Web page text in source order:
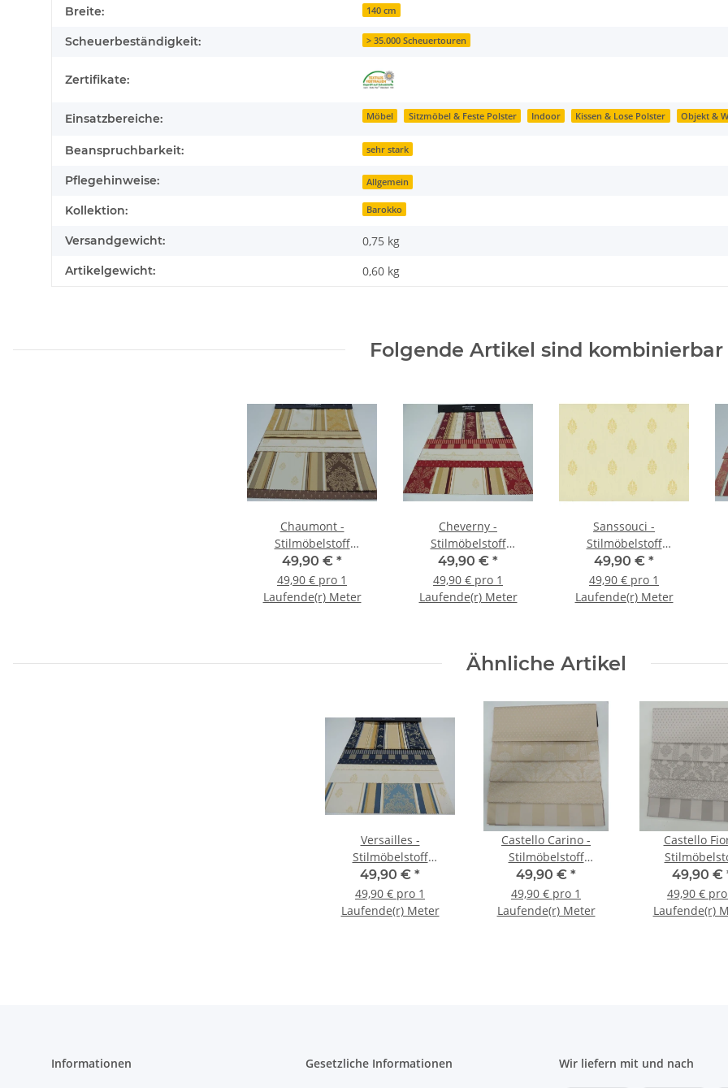
Breite: 140 cm
Scheuerbeständigkeit: > 35.000 Scheuertouren
Zertifikate:
Einsatzbereiche: Möbel Sitzmöbel & Feste Polster Indoor Kissen & Lose Polster Objekt &
Beanspruchbarkeit: sehr stark
Pflegehinweise: Allgemein
Kollektion: Barokko
Versandgewicht: 0,75 kg
Artikelgewicht: 0,60 kg
Folgende Artikel sind kombinierbar
Chaumont -
Stilmöbelstoff
Barockstoff
49,90 € *
49,90 € pro 1
Laufende(r) Meter
Cheverny -
Stilmöbelstoff
Barockstoff
49,90 € *
49,90 € pro 1
Laufende(r) Meter
Sanssouci -
Stilmöbelstoff
Barockstoff
49,90 € *
49,90 € pro 1
Laufende(r) Meter
Ähnliche Artikel
Versailles -
Stilmöbelstoff
Barockstoff
49,90 € *
49,90 € pro 1
Laufende(r) Meter
Castello Carino -
Stilmöbelstoff
Barockstoff
49,90 € *
49,90 € pro 1
Laufende(r) Meter
Castello
49,90 €
49,90 € pro
Laufende(r)
Informationen Gesetzliche Informationen Wir liefern mit und nach